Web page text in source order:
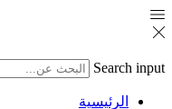
Search input
الرئيسية